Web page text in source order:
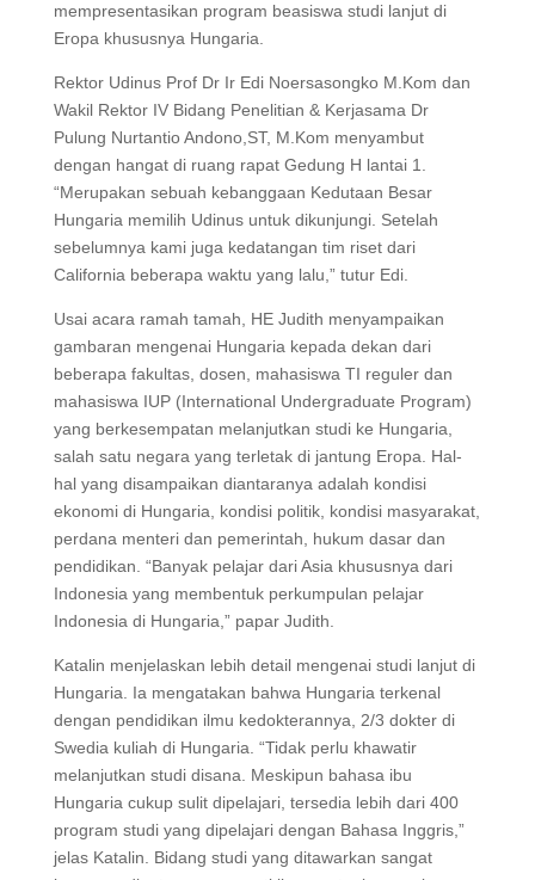
mempresentasikan program beasiswa studi lanjut di
Eropa khususnya Hungaria.
Rektor Udinus Prof Dr Ir Edi Noersasongko M.Kom dan
Wakil Rektor IV Bidang Penelitian & Kerjasama Dr
Pulung Nurtantio Andono,ST, M.Kom menyambut
dengan hangat di ruang rapat Gedung H lantai 1.
“Merupakan sebuah kebanggaan Kedutaan Besar
Hungaria memilih Udinus untuk dikunjungi. Setelah
sebelumnya kami juga kedatangan tim riset dari
California beberapa waktu yang lalu,” tutur Edi.
Usai acara ramah tamah, HE Judith menyampaikan
gambaran mengenai Hungaria kepada dekan dari
beberapa fakultas, dosen, mahasiswa TI reguler dan
mahasiswa IUP (International Undergraduate Program)
yang berkesempatan melanjutkan studi ke Hungaria,
salah satu negara yang terletak di jantung Eropa. Hal-
hal yang disampaikan diantaranya adalah kondisi
ekonomi di Hungaria, kondisi politik, kondisi masyarakat,
perdana menteri dan pemerintah, hukum dasar dan
pendidikan. “Banyak pelajar dari Asia khususnya dari
Indonesia yang membentuk perkumpulan pelajar
Indonesia di Hungaria,” papar Judith.
Katalin menjelaskan lebih detail mengenai studi lanjut di
Hungaria. Ia mengatakan bahwa Hungaria terkenal
dengan pendidikan ilmu kedokterannya, 2/3 dokter di
Swedia kuliah di Hungaria. “Tidak perlu khawatir
melanjutkan studi disana. Meskipun bahasa ibu
Hungaria cukup sulit dipelajari, tersedia lebih dari 400
program studi yang dipelajari dengan Bahasa Inggris,”
jelas Katalin. Bidang studi yang ditawarkan sangat